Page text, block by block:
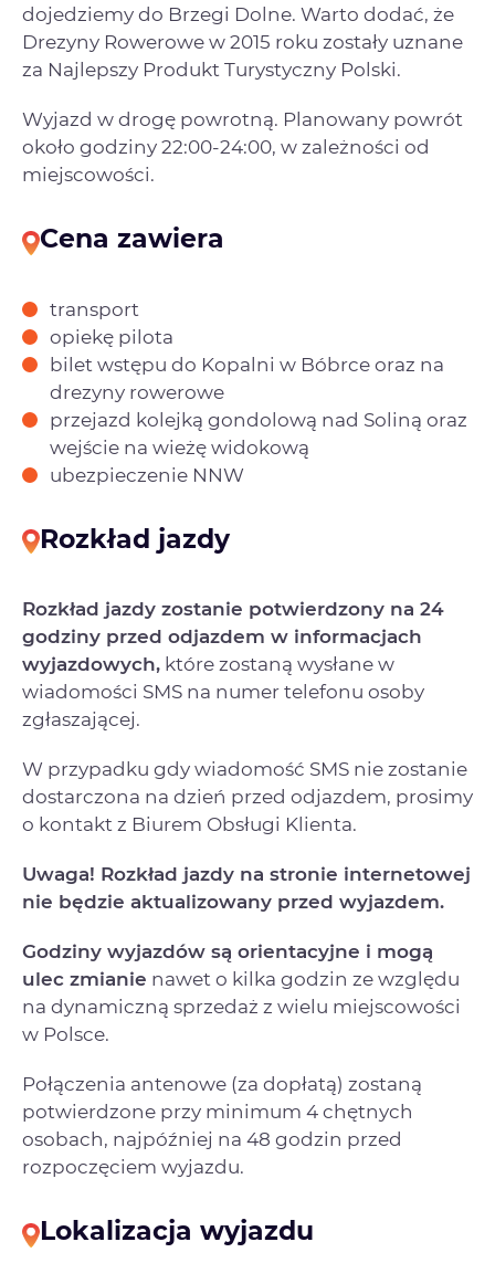
dojedziemy do Brzegi Dolne. Warto dodać, że
Drezyny Rowerowe w 2015 roku zostały uznane
za Najlepszy Produkt Turystyczny Polski.
Wyjazd w drogę powrotną. Planowany powrót
około godziny 22:00-24:00, w zależności od
miejscowości.
Cena zawiera
transport
opiekę pilota
bilet wstępu do Kopalni w Bóbrce oraz na
drezyny rowerowe
przejazd kolejką gondolową nad Soliną oraz
wejście na wieżę widokową
ubezpieczenie NNW
Rozkład jazdy
Rozkład jazdy zostanie potwierdzony na 24
godziny przed odjazdem w informacjach
wyjazdowych, które zostaną wysłane w
wiadomości SMS na numer telefonu osoby
zgłaszającej.
W przypadku gdy wiadomość SMS nie zostanie
dostarczona na dzień przed odjazdem, prosimy
o kontakt z Biurem Obsługi Klienta.
Uwaga! Rozkład jazdy na stronie internetowej
nie będzie aktualizowany przed wyjazdem.
Godziny wyjazdów są orientacyjne i mogą
ulec zmianie nawet o kilka godzin ze względu
na dynamiczną sprzedaż z wielu miejscowości
w Polsce.
Połączenia antenowe (za dopłatą) zostaną
potwierdzone przy minimum 4 chętnych
osobach, najpóźniej na 48 godzin przed
rozpoczęciem wyjazdu.
Lokalizacja wyjazdu